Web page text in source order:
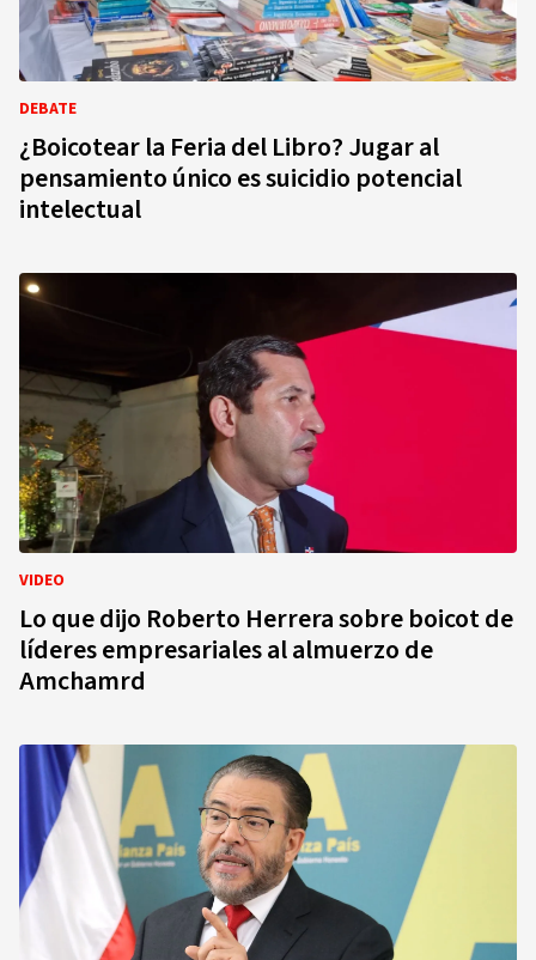
DEBATE
¿Boicotear la Feria del Libro? Jugar al
pensamiento único es suicidio potencial
intelectual
VIDEO
Lo que dijo Roberto Herrera sobre boicot de
líderes empresariales al almuerzo de
Amchamrd